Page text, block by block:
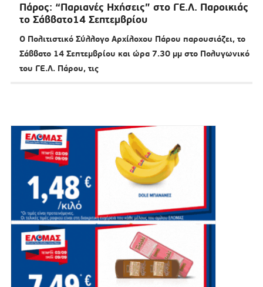
Πάρος: “Παριανές Ηχήσεις” στο ΓΕ.Λ. Παροικιάς
το Σάββατο14 Σεπτεμβρίου
Ο Πολιτιστικό Σύλλογο Αρχίλοχου Πάρου παρουσιάζει, το
Σάββατο 14 Σεπτεμβρίου και ώρα 7.30 μμ στο Πολυγωνικό
του ΓΕ.Λ. Πάρου, τις